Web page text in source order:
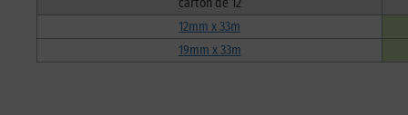
carton de 12
12mm x 33m
19mm x 33m